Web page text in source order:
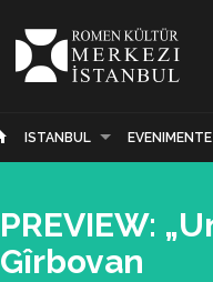
ISTANBUL EVENIMENTE
PREVIEW:
Gîrbovan